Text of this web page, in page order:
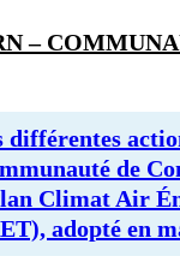
–
de
Climat Air
adopté en